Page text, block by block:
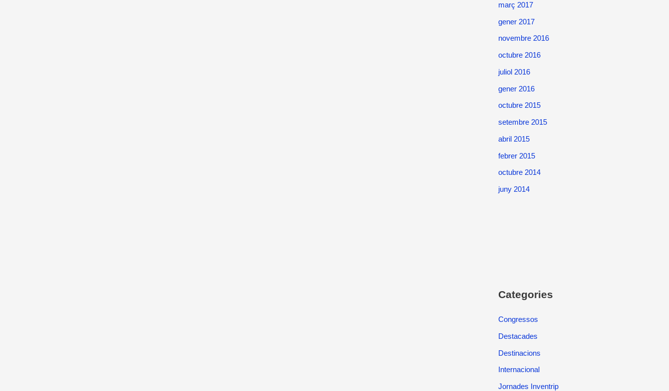
març 2017
gener 2017
novembre 2016
octubre 2016
juliol 2016
gener 2016
octubre 2015
setembre 2015
abril 2015
febrer 2015
octubre 2014
juny 2014
Categories
Congressos
Destacades
Destinacions
Internacional
Jornades Inventrip